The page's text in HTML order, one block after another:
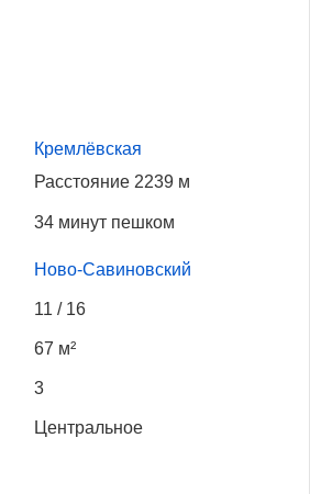
Кремлёвская
Расстояние 2239 м
34 минут пешком
Ново-Савиновский
11 / 16
67 м²
3
Центральное